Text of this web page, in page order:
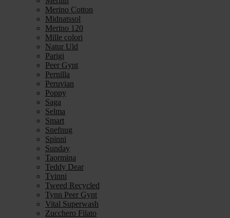
Merino Cotton
Midnatssol
Merino 120
Mille colori
Natur Uld
Parigi
Peer Gynt
Pernilla
Peruvian
Poppy
Saga
Selma
Smart
Snefnug
Spinni
Sunday
Taormina
Teddy Dear
Tvinni
Tweed Recycled
Tynn Peer Gynt
Vital Superwash
Zucchero Filato